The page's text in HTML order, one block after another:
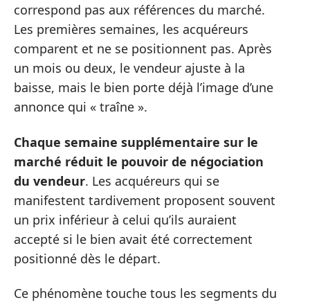
correspond pas aux références du marché.
Les premières semaines, les acquéreurs
comparent et ne se positionnent pas. Après
un mois ou deux, le vendeur ajuste à la
baisse, mais le bien porte déjà l’image d’une
annonce qui « traîne ».
Chaque semaine supplémentaire sur le
marché réduit le pouvoir de négociation
du vendeur. Les acquéreurs qui se
manifestent tardivement proposent souvent
un prix inférieur à celui qu’ils auraient
accepté si le bien avait été correctement
positionné dès le départ.
Ce phénomène touche tous les segments du